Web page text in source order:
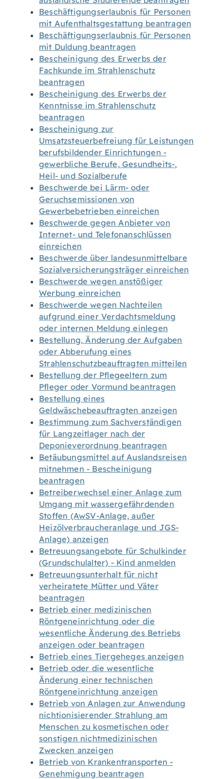
Beschäftigungserlaubnis für Personen
mit Aufenthaltsgestattung beantragen
Beschäftigungserlaubnis für Personen
mit Duldung beantragen
Bescheinigung des Erwerbs der
Fachkunde im Strahlenschutz
beantragen
Bescheinigung des Erwerbs der
Kenntnisse im Strahlenschutz
beantragen
Bescheinigung zur
Umsatzsteuerbefreiung für Leistungen
berufsbildender Einrichtungen -
gewerbliche Berufe, Gesundheits-,
Heil- und Sozialberufe
Beschwerde bei Lärm- oder
Geruchsemissionen von
Gewerbebetrieben einreichen
Beschwerde gegen Anbieter von
Internet- und Telefonanschlüssen
einreichen
Beschwerde über landesunmittelbare
Sozialversicherungsträger einreichen
Beschwerde wegen anstößiger
Werbung einreichen
Beschwerde wegen Nachteilen
aufgrund einer Verdachtsmeldung
oder internen Meldung einlegen
Bestellung, Änderung der Aufgaben
oder Abberufung eines
Strahlenschutzbeauftragten mitteilen
Bestellung der Pflegeeltern zum
Pfleger oder Vormund beantragen
Bestellung eines
Geldwäschebeauftragten anzeigen
Bestimmung zum Sachverständigen
für Langzeitlager nach der
Deponieverordnung beantragen
Betäubungsmittel auf Auslandsreisen
mitnehmen - Bescheinigung
beantragen
Betreiberwechsel einer Anlage zum
Umgang mit wassergefährdenden
Stoffen (AwSV-Anlage, außer
Heizölverbraucheranlage und JGS-
Anlage) anzeigen
Betreuungsangebote für Schulkinder
(Grundschulalter) - Kind anmelden
Betreuungsunterhalt für nicht
verheiratete Mütter und Väter
beantragen
Betrieb einer medizinischen
Röntgeneinrichtung oder die
wesentliche Änderung des Betriebs
anzeigen oder beantragen
Betrieb eines Tiergeheges anzeigen
Betrieb oder die wesentliche
Änderung einer technischen
Röntgeneinrichtung anzeigen
Betrieb von Anlagen zur Anwendung
nichtionisierender Strahlung am
Menschen zu kosmetischen oder
sonstigen nichtmedizinischen
Zwecken anzeigen
Betrieb von Krankentransporten -
Genehmigung beantragen